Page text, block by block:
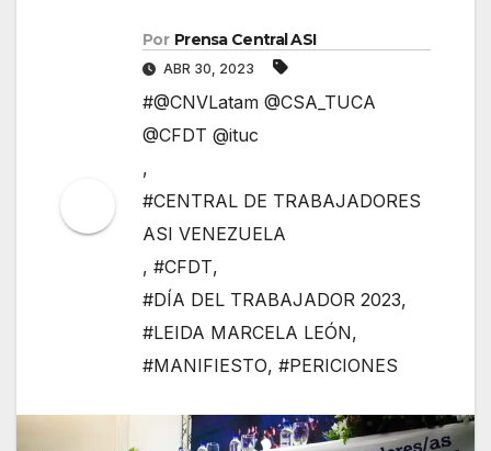
Por Prensa Central ASI
ABR 30, 2023
#@CNVLatam @CSA_TUCA
@CFDT @ituc
,
#CENTRAL DE TRABAJADORES
ASI VENEZUELA
, #CFDT,
#DÍA DEL TRABAJADOR 2023,
#LEIDA MARCELA LEÓN,
#MANIFIESTO, #PERICIONES